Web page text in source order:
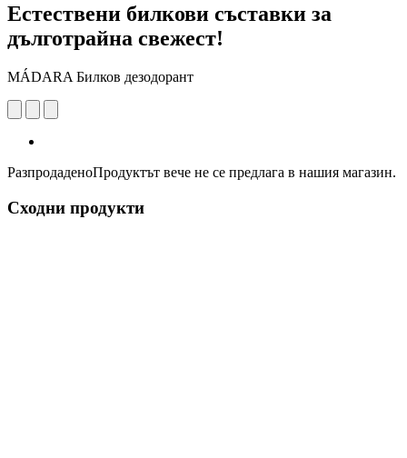
Естествени билкови съставки за
дълготрайна свежест!
MÁDARA Билков дезодорант
РазпродаденоПродуктът вече не се предлага в нашия магазин.
Сходни продукти